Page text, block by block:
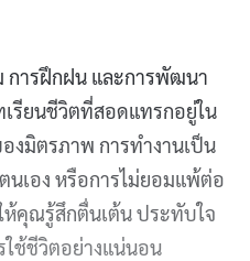
การฝึกฝน และการพัฒนา
รียนชีวิตที่สอดแทรกอยู่ใน
องมิตรภาพ การทำงานเป็น
นเอง หรือการไม่ยอมแพ้ต่อ
ห้คุณรู้สึกตื่นเต้น ประทับใจ
ใช้ชีวิตอย่างแน่นอน